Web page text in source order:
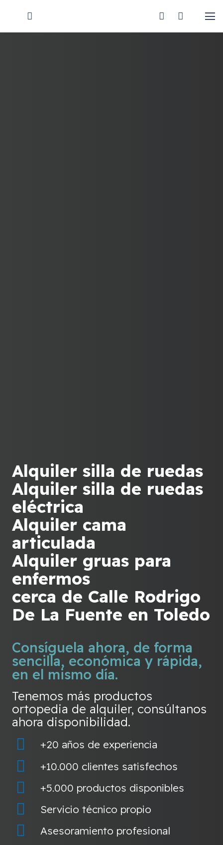
Alquiler silla de ruedas
Alquiler silla de ruedas
eléctrica
Alquiler cama
articulada
Alquiler gruas para
enfermos
cerca de Calle Rodrigo
De La Fuente en Toledo
Consíguela ahora, de forma
sencilla, económica y rápida,
en el mismo día.
Tenemos más productos
ortopedia de alquiler, consúltanos
ahora disponibilidad.
+20 años de experiencia
+10.000 clientes satisfechos
+5.000 productos disponibles
Servicio técnico propio
Asesoramiento profesional